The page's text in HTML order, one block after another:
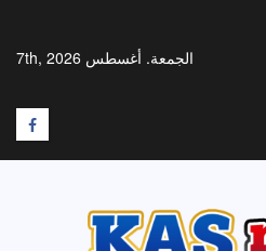
الجمعة. أغسطس 7th, 2026
F